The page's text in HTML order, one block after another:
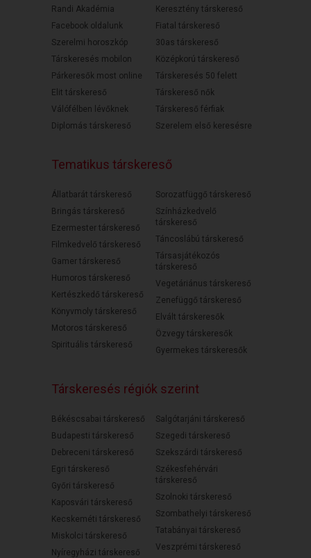
Randi Akadémia
Facebook oldalunk
Szerelmi horoszkóp
Társkeresés mobilon
Párkeresők most online
Elit társkereső
Válófélben lévőknek
Diplomás társkereső
Keresztény társkereső
Fiatal társkereső
30as társkereső
Középkorú társkereső
Társkeresés 50 felett
Társkereső nők
Társkereső férfiak
Szerelem első keresésre
Tematikus társkereső
Állatbarát társkereső
Bringás társkereső
Ezermester társkereső
Filmkedvelő társkereső
Gamer társkereső
Humoros társkereső
Kertészkedő társkereső
Könyvmoly társkereső
Motoros társkereső
Spirituális társkereső
Sorozatfüggő társkereső
Színházkedvelő
társkereső
Táncoslábú társkereső
Társasjátékozós
társkereső
Vegetáriánus társkereső
Zenefüggő társkereső
Elvált társkeresők
Özvegy társkeresők
Gyermekes társkeresők
Társkeresés régiók szerint
Békéscsabai társkereső
Budapesti társkereső
Debreceni társkereső
Egri társkereső
Győri társkereső
Kaposvári társkereső
Kecskeméti társkereső
Miskolci társkereső
Nyíregyházi társkereső
Salgótarjáni társkereső
Szegedi társkereső
Szekszárdi társkereső
Székesfehérvári
társkereső
Szolnoki társkereső
Szombathelyi társkereső
Tatabányai társkereső
Veszprémi társkereső